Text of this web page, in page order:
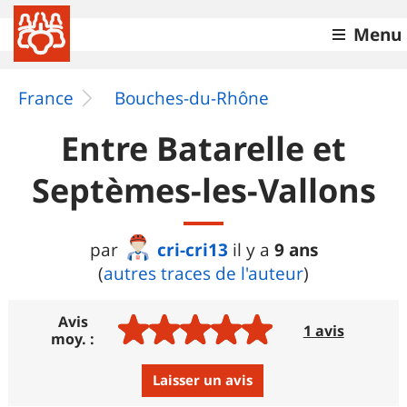
Menu
France Bouches-du-Rhône
Entre Batarelle et
Septèmes-les-Vallons
par cri-cri13 il y a 9 ans
(autres traces de l'auteur)
Avis
moy. :
1 avis
Laisser un avis